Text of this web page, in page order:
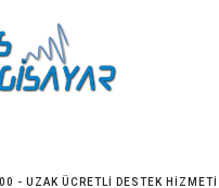
- UZAK ÜCRETLI DESTEK HIZMETI